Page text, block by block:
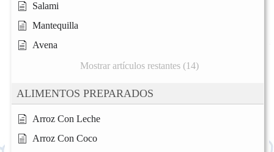
Salami
Mantequilla
Avena
Mostrar artículos restantes (14)
ALIMENTOS PREPARADOS
Arroz Con Leche
Arroz Con Coco